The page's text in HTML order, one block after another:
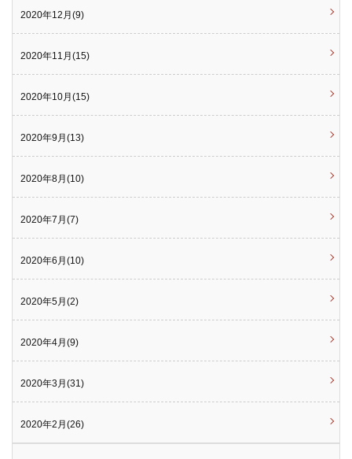
2020年12月(9)
2020年11月(15)
2020年10月(15)
2020年9月(13)
2020年8月(10)
2020年7月(7)
2020年6月(10)
2020年5月(2)
2020年4月(9)
2020年3月(31)
2020年2月(26)